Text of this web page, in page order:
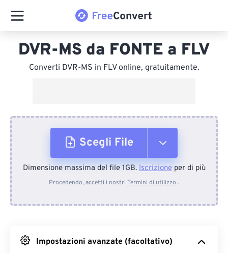
DVR-MS da FONTE a FLV
Converti DVR-MS in FLV online, gratuitamente.
Scegli File
Dal dispositivo
Da Google Drive
Dimensione massima del file 1GB.Iscrizioneper di più
Procedendo, accetti i nostri Termini di utilizzo .
Impostazioni avanzate (facoltativo)